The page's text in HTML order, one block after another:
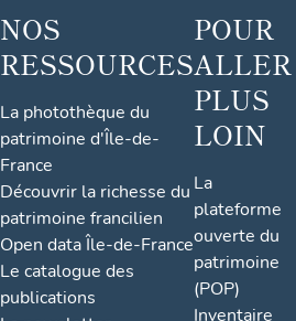
NOS
RESSOURCES
La photothèque du
patrimoine d'Île-de-
France
Découvrir la richesse du
patrimoine francilien
Open data Île-de-France
Le catalogue des
publications
POUR
ALLER
PLUS
LOIN
La
plateforme
ouverte du
patrimoine
(POP)
Inventaire